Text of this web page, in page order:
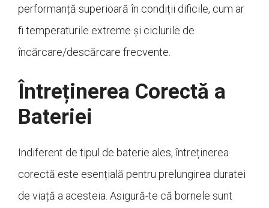
performanță superioară în condiții dificile, cum ar
fi temperaturile extreme și ciclurile de
încărcare/descărcare frecvente.
Întreținerea Corectă a
Bateriei
Indiferent de tipul de baterie ales, întreținerea
corectă este esențială pentru prelungirea duratei
de viață a acesteia. Asigură-te că bornele sunt